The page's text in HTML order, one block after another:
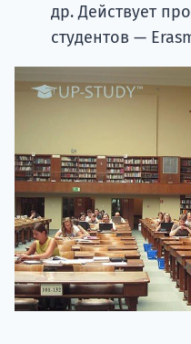
др. Действует
студентов —